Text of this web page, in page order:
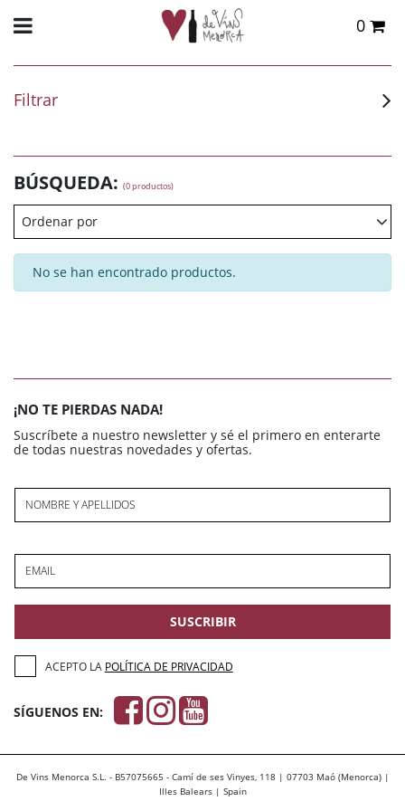
0
Filtrar
BÚSQUEDA: (0 productos)
Ordenar por
No se han encontrado productos.
¡NO TE PIERDAS NADA!
Suscríbete a nuestro newsletter y sé el primero en enterarte
de todas nuestras novedades y ofertas.
NOMBRE Y APELLIDOS
EMAIL
SUSCRIBIR
ACEPTO LA POLÍTICA DE PRIVACIDAD
SÍGUENOS EN:
De Vins Menorca S.L. - B57075665 - Camí de ses Vinyes, 118 | 07703 Maó (Menorca) |
Illes Balears | Spain